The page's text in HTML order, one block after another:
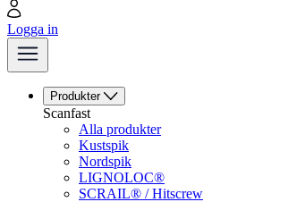
Logga in
Produkter
Scanfast
Alla produkter
Kustspik
Nordspik
LIGNOLOC®
SCRAIL® / Hitscrew